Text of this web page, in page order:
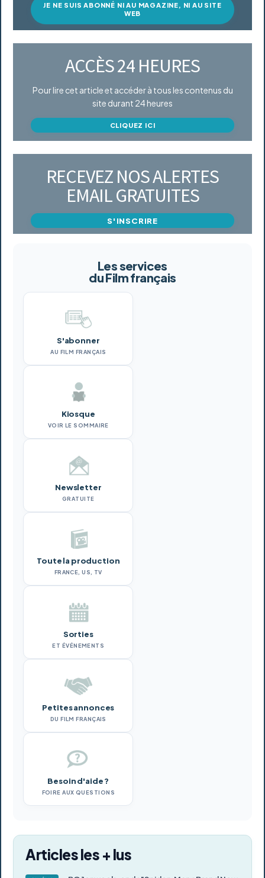
JE NE SUIS ABONNÉ NI AU MAGAZINE, NI AU SITE
WEB
ACCÈS 24 HEURES
Pour lire cet article et accéder à tous les contenus du
site durant 24 heures
CLIQUEZ ICI
RECEVEZ NOS ALERTES
EMAIL GRATUITES
S'INSCRIRE
Les services
du Film français
S'abonner
AU FILM FRANÇAIS
Kiosque
VOIR LE SOMMAIRE
Newsletter
GRATUITE
Toute la production
FRANCE, US, TV
Sorties
ET ÉVÉNEMENTS
Petites annonces
DU FILM FRANÇAIS
Besoin d'aide ?
FOIRE AUX QUESTIONS
Articles les + lus